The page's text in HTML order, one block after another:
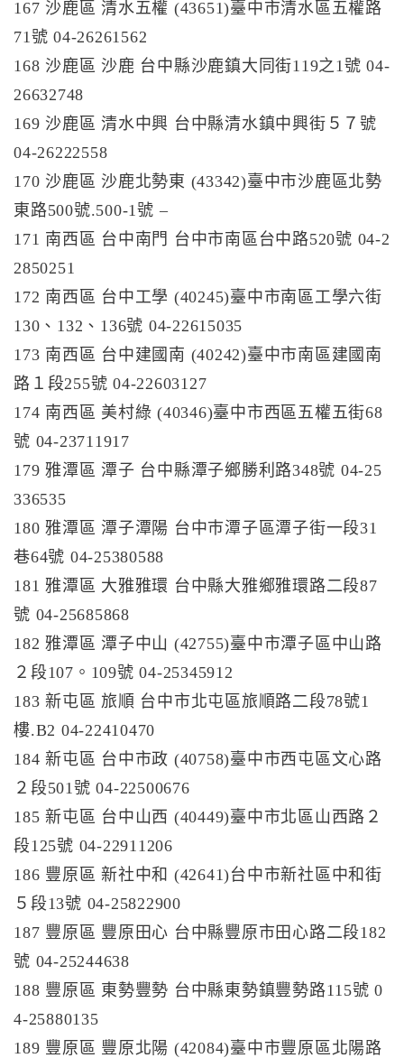
167 沙鹿區 清水五權 (43651)臺中市清水區五權路
71號 04-26261562
168 沙鹿區 沙鹿 台中縣沙鹿鎮大同街119之1號 04-
26632748
169 沙鹿區 清水中興 台中縣清水鎮中興街５７號
04-26222558
170 沙鹿區 沙鹿北勢東 (43342)臺中市沙鹿區北勢
東路500號.500-1號 –
171 南西區 台中南門 台中市南區台中路520號 04-2
2850251
172 南西區 台中工學 (40245)臺中市南區工學六街
130、132、136號 04-22615035
173 南西區 台中建國南 (40242)臺中市南區建國南
路１段255號 04-22603127
174 南西區 美村綠 (40346)臺中市西區五權五街68
號 04-23711917
179 雅潭區 潭子 台中縣潭子鄉勝利路348號 04-25
336535
180 雅潭區 潭子潭陽 台中巿潭子區潭子街一段31
巷64號 04-25380588
181 雅潭區 大雅雅環 台中縣大雅鄉雅環路二段87
號 04-25685868
182 雅潭區 潭子中山 (42755)臺中市潭子區中山路
２段107。109號 04-25345912
183 新屯區 旅順 台中市北屯區旅順路二段78號1
樓.B2 04-22410470
184 新屯區 台中市政 (40758)臺中市西屯區文心路
２段501號 04-22500676
185 新屯區 台中山西 (40449)臺中市北區山西路２
段125號 04-22911206
186 豐原區 新社中和 (42641)台中市新社區中和街
５段13號 04-25822900
187 豐原區 豐原田心 台中縣豐原市田心路二段182
號 04-25244638
188 豐原區 東勢豐勢 台中縣東勢鎮豐勢路115號 0
4-25880135
189 豐原區 豐原北陽 (42084)臺中市豐原區北陽路